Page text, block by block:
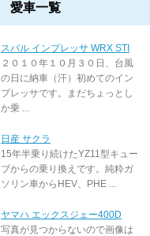
愛車一覧
スバル インプレッサ WRX STI
２０１０年１０月３０日、台風
の日に納車（汗）初めてのイン
プレッサです。まだちょっとし
か乗 ...
日産 サクラ
15年半乗り続けたYZ11型キュー
ブからの乗り換えです。純粋ガ
ソリン車からHEV、PHE ...
ヤマハ エックスジェー400D
写真が見つからないので画像は